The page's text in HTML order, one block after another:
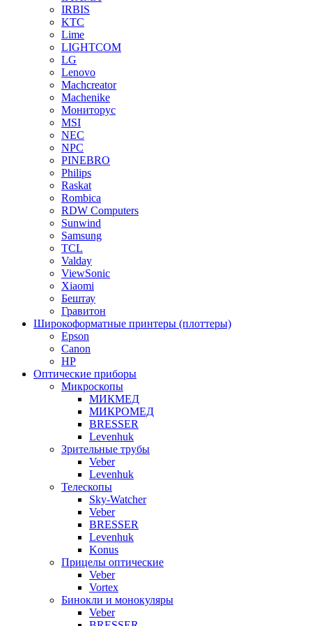
IRBIS
KTC
Lime
LIGHTCOM
LG
Lenovo
Machcreator
Machenike
Мониторус
MSI
NEC
NPC
PINEBRO
Philips
Raskat
Rombica
RDW Computers
Sunwind
Samsung
TCL
Valday
ViewSonic
Xiaomi
Бештау
Гравитон
Широкоформатные принтеры (плоттеры)
Epson
Canon
HP
Оптические приборы
Микроскопы
МИКМЕД
МИКРОМЕД
BRESSER
Levenhuk
Зрительные трубы
Veber
Levenhuk
Телескопы
Sky-Watcher
Veber
BRESSER
Levenhuk
Konus
Прицелы оптические
Veber
Vortex
Бинокли и монокуляры
Veber